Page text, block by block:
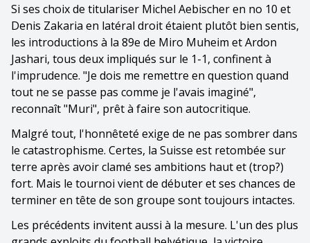
Si ses choix de titulariser Michel Aebischer en no 10 et
Denis Zakaria en latéral droit étaient plutôt bien sentis,
les introductions à la 89e de Miro Muheim et Ardon
Jashari, tous deux impliqués sur le 1-1, confinent à
l'imprudence. "Je dois me remettre en question quand
tout ne se passe pas comme je l'avais imaginé",
reconnaît "Muri", prêt à faire son autocritique.
Malgré tout, l'honnêteté exige de ne pas sombrer dans
le catastrophisme. Certes, la Suisse est retombée sur
terre après avoir clamé ses ambitions haut et (trop?)
fort. Mais le tournoi vient de débuter et ses chances de
terminer en tête de son groupe sont toujours intactes.
Les précédents invitent aussi à la mesure. L'un des plus